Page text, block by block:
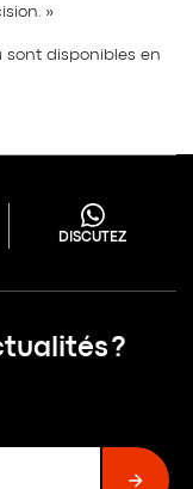
»
sont disponibles en
DISCUTEZ
?